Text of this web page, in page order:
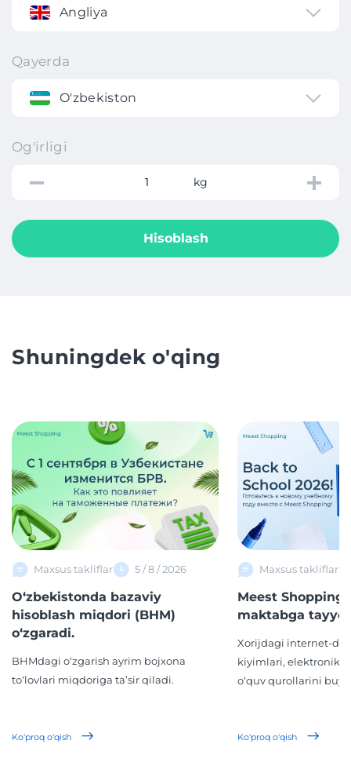
Angliya
Qayerda
O'zbekiston
Og'irligi
kg
Hisoblash
Shuningdek o'qing
Maxsus takliflar 5 / 8 / 2026
O‘zbekistonda bazaviy
hisoblash miqdori (BHM)
o‘zgaradi.
BHMdagi o‘zgarish ayrim bojxona
to‘lovlari miqdoriga ta’sir qiladi.
Ko'proq o'qish
Maxsus takliflar
Meest Shopping
maktabga
Xorijdagi internet-
kiyimlari, elektronika,
o‘quv qurollarini
Ko'proq o'qish